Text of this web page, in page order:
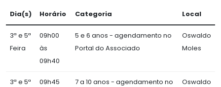
Dia(s) Horário Categoria Local
3ª e 5ª
Feira
09h00
às
09h40
5 e 6 anos - agendamento no
Portal do Associado
Oswaldo
Moles
3ª e 5ª
09h45
7 a 10 anos - agendamento no
Oswaldo